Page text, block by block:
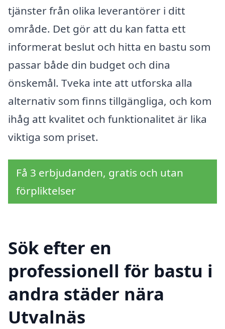
tjänster från olika leverantörer i ditt
område. Det gör att du kan fatta ett
informerat beslut och hitta en bastu som
passar både din budget och dina
önskemål. Tveka inte att utforska alla
alternativ som finns tillgängliga, och kom
ihåg att kvalitet och funktionalitet är lika
viktiga som priset.
Få 3 erbjudanden, gratis och utan
förpliktelser
Sök efter en
professionell för bastu i
andra städer nära
Utvalnäs